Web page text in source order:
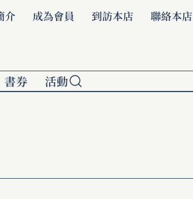
介 成為會員 到訪本店 聯絡本店
書券 活動